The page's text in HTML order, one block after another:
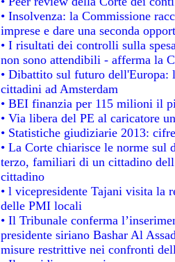
• Insolvenza: la Commissione
imprese e dare una seconda
• I risultati dei controlli sulla
non sono attendibili - afferma la
• Dibattito sul futuro dell'Europa:
cittadini ad Amsterdam
• BEI finanzia per 115 milioni il
• Via libera del PE al caricatore
• Statistiche giudiziarie 2013:
• La Corte chiarisce le norme
terzo, familiari di un cittadino
cittadino
• l vicepresidente Tajani visita la
delle PMI locali
• Il Tribunale conferma
presidente siriano Bashar Al
misure restrittive nei confronti